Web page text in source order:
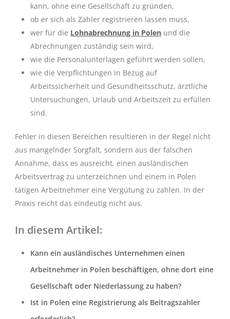
kann, ohne eine Gesellschaft zu gründen,
ob er sich als Zahler registrieren lassen muss,
wer für die Lohnabrechnung in Polen und die
Abrechnungen zuständig sein wird,
wie die Personalunterlagen geführt werden sollen,
wie die Verpflichtungen in Bezug auf
Arbeitssicherheit und Gesundheitsschutz, ärztliche
Untersuchungen, Urlaub und Arbeitszeit zu erfüllen
sind.
Fehler in diesen Bereichen resultieren in der Regel nicht
aus mangelnder Sorgfalt, sondern aus der falschen
Annahme, dass es ausreicht, einen ausländischen
Arbeitsvertrag zu unterzeichnen und einem in Polen
tätigen Arbeitnehmer eine Vergütung zu zahlen. In der
Praxis reicht das eindeutig nicht aus.
In diesem Artikel:
Kann ein ausländisches Unternehmen einen
Arbeitnehmer in Polen beschäftigen, ohne dort eine
Gesellschaft oder Niederlassung zu haben?
Ist in Polen eine Registrierung als Beitragszahler